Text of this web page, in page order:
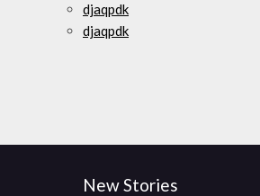
djaqpdk
djaqpdk
New Stories